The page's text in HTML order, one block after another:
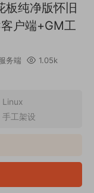
板纯净版怀旧
户端+GM工
务端
1.05k
Linux
手工架设